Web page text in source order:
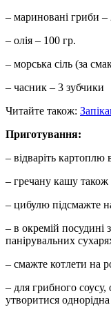
– мариновані гриби –
– олія – 100 гр.
– морська сіль (за
– часник – 3 зубчики
Читайте також:
Приготування:
– відваріть картоплю
– гречану кашу також
– цибулю підсмажте
– в окремій посудині
панірувальних
– смажте котлети на
– для грибного соусу,
утворитися